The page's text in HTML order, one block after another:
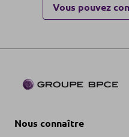
Vous pouvez
Nous connaître